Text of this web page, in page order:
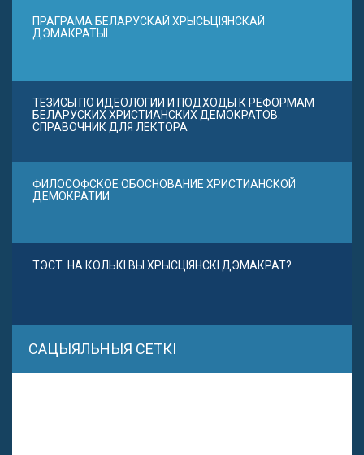
ПРАГРАМА БЕЛАРУСКАЙ ХРЫСЬЦІЯНСКАЙ
ДЭМАКРАТЫІ
ТЕЗИСЫ ПО ИДЕОЛОГИИ И ПОДХОДЫ К РЕФОРМАМ
БЕЛАРУСКИХ ХРИСТИАНСКИХ ДЕМОКРАТОВ.
СПРАВОЧНИК ДЛЯ ЛЕКТОРА
ФИЛОСОФСКОЕ ОБОСНОВАНИЕ ХРИСТИАНСКОЙ
ДЕМОКРАТИИ
ТЭСТ. НА КОЛЬКІ ВЫ ХРЫСЦІЯНСКІ ДЭМАКРАТ?
САЦЫЯЛЬНЫЯ СЕТКІ